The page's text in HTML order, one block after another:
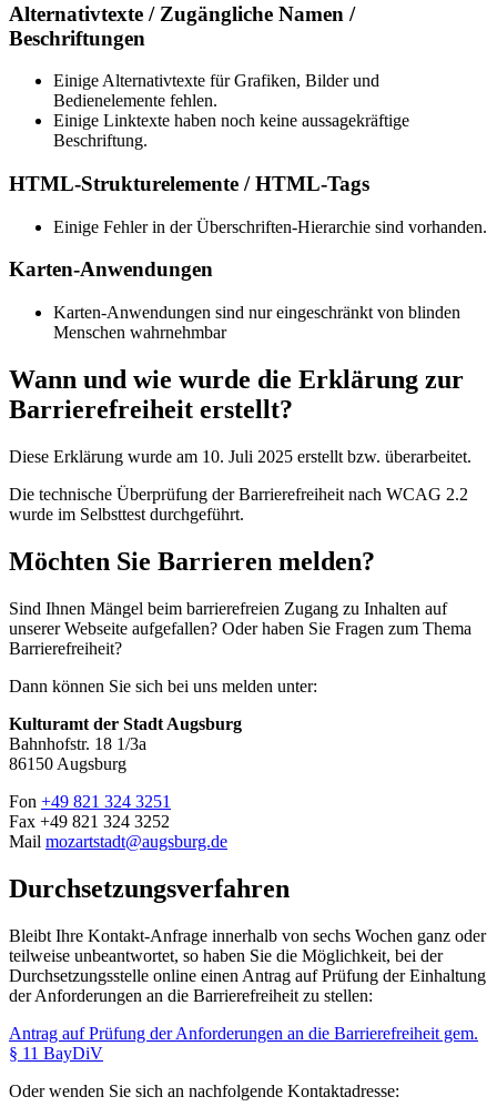
Alternativtexte / Zugängliche Namen /
Beschriftungen
Einige Alternativtexte für Grafiken, Bilder und
Bedienelemente fehlen.
Einige Linktexte haben noch keine aussagekräftige
Beschriftung.
HTML-Strukturelemente / HTML-Tags
Einige Fehler in der Überschriften-Hierarchie sind vorhanden.
Karten-Anwendungen
Karten-Anwendungen sind nur eingeschränkt von blinden
Menschen wahrnehmbar
Wann und wie wurde die Erklärung zur
Barrierefreiheit erstellt?
Diese Erklärung wurde am 10. Juli 2025 erstellt bzw. überarbeitet.
Die technische Überprüfung der Barrierefreiheit nach WCAG 2.2
wurde im Selbsttest durchgeführt.
Möchten Sie Barrieren melden?
Sind Ihnen Mängel beim barrierefreien Zugang zu Inhalten auf
unserer Webseite aufgefallen? Oder haben Sie Fragen zum Thema
Barrierefreiheit?
Dann können Sie sich bei uns melden unter:
Kulturamt der Stadt Augsburg
Bahnhofstr. 18 1/3a
86150 Augsburg
Fon +49 821 324 3251
Fax +49 821 324 3252
Mail mozartstadt@augsburg.de
Durchsetzungsverfahren
Bleibt Ihre Kontakt-Anfrage innerhalb von sechs Wochen ganz oder
teilweise unbeantwortet, so haben Sie die Möglichkeit, bei der
Durchsetzungsstelle online einen Antrag auf Prüfung der Einhaltung
der Anforderungen an die Barrierefreiheit zu stellen:
Antrag auf Prüfung der Anforderungen an die Barrierefreiheit gem.
§ 11 BayDiV
Oder wenden Sie sich an nachfolgende Kontaktadresse: